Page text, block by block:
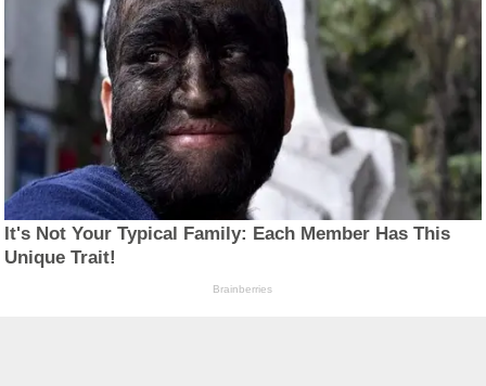
It's Not Your Typical Family: Each Member Has This
Unique Trait!
Brainberries